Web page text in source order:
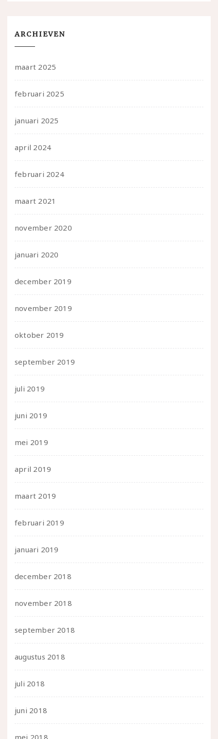
ARCHIEVEN
maart 2025
februari 2025
januari 2025
april 2024
februari 2024
maart 2021
november 2020
januari 2020
december 2019
november 2019
oktober 2019
september 2019
juli 2019
juni 2019
mei 2019
april 2019
maart 2019
februari 2019
januari 2019
december 2018
november 2018
september 2018
augustus 2018
juli 2018
juni 2018